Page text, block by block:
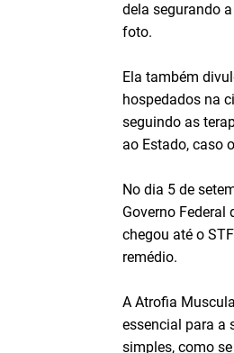
dela segurando
foto.
Ela também
hospedados na
seguindo as
ao Estado, caso
No dia 5 de
Governo
chegou até o
remédio.
A Atrofia
essencial para a
simples, como